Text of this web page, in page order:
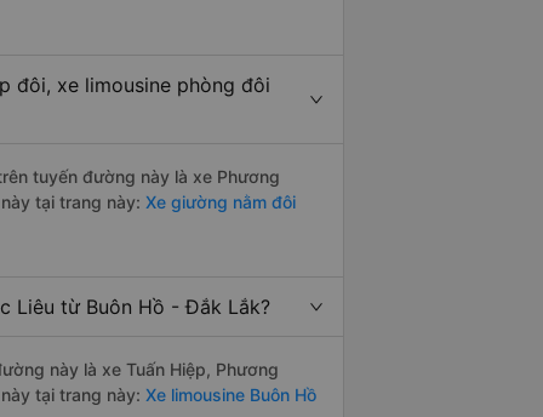
đôi, xe limousine phòng đôi
tuyến đường này là xe Phương
tại trang này: Xe giường nằm đôi
Liêu từ Buôn Hồ - Đắk Lắk?
này là xe Tuấn Hiệp, Phương
tại trang này: Xe limousine Buôn Hồ